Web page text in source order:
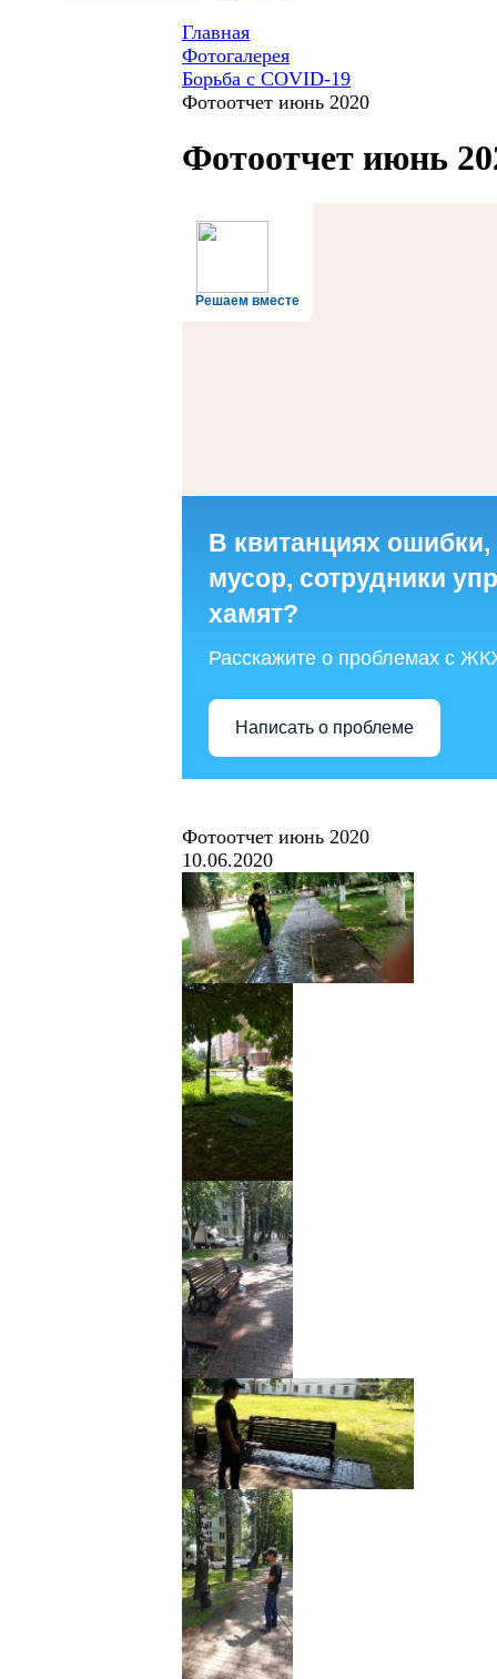
Главная
Фотогалерея
Борьба с COVID-19
Фотоотчет июнь 2020
Фотоотчет июнь
Решаем вместе
В квитанциях
мусор, сотрудники
хамят?
Расскажите о проблемах с
Написать о проблеме
Фотоотчет июнь 2020
10.06.2020